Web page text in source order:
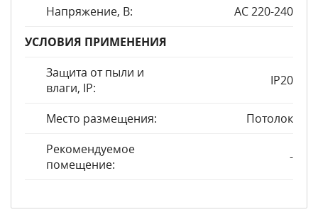
Напряжение, В:
AC 220-240
УСЛОВИЯ ПРИМЕНЕНИЯ
Защита от пыли и
влаги, IP:
IP20
Место размещения:
Потолок
Рекомендуемое
помещение:
-